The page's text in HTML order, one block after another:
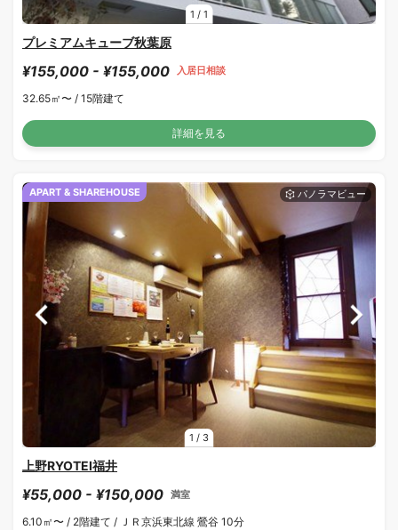
1 / 1
プレミアムキューブ秋葉原
¥155,000 - ¥155,000 入居日相談
32.65㎡〜 / 15階建て
詳細を見る
1 / 3
APART & SHAREHOUSE
上野RYOTEI福井
¥55,000 - ¥150,000 満室
6.10㎡〜 / 2階建て / ＪＲ京浜東北線 鶯谷 10分